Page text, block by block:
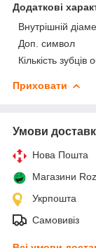
Додаткові
Внутрішній
Доп. символ
Кількість зубців
Приховати
Умови
Нова Пошта
Магазини
Укрпошта
Самовивіз